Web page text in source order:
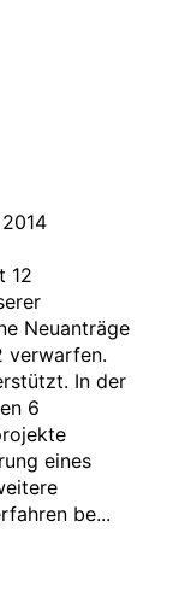
12
Neuanträge
verwarfen.
In der
6
eines
be...